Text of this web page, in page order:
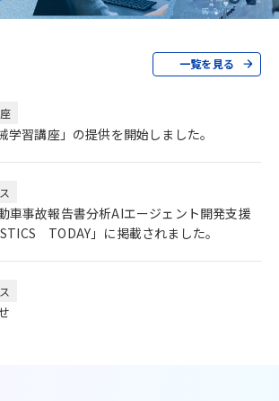
一覧を見る
学習講座」の提供を開始しました。
車事故報告書分析AIエージェント開発支援
TODAY」に掲載されました。